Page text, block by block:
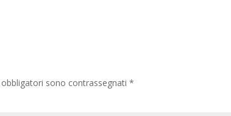
sono contrassegnati *